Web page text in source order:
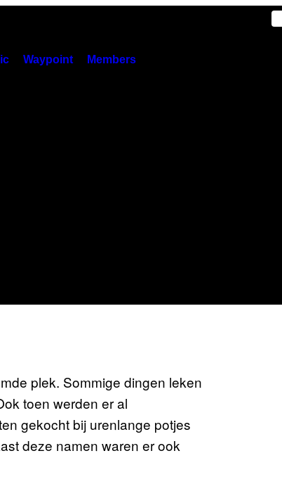
Waypoint Members
plek. Sommige dingen leken
toen werden er al
gekocht bij urenlange potjes
deze namen waren er ook